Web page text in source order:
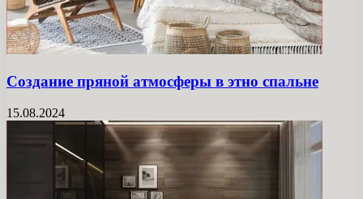
Создание пряной атмосферы в этно спальне
15.08.2024